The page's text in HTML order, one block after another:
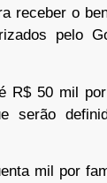
receber o
pelo
R$ 50 mil
serão
mil por